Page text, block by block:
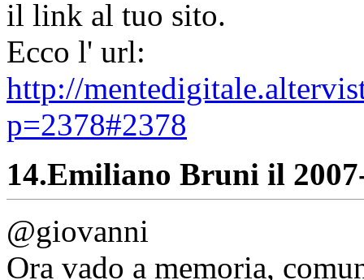
il link al tuo sito.
Ecco l' url:
http://
p=2378#2378
14.Emiliano Bruni il
@giovanni
Ora vado a memoria,